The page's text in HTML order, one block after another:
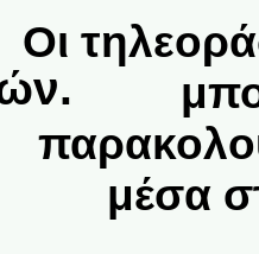
Οι
μέσα